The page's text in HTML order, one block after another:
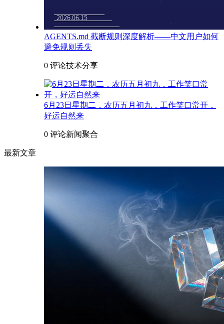
AGENTS.md 截断规则深度解析——中文用户如何
避免规则丢失
0 评论技术分享
6月23日星期二，农历五月初九，工作笑口常开，
好运自然来
0 评论新闻聚合
最新文章